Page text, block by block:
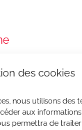
des cookies
nous utilisons des
aux informations
permettra de